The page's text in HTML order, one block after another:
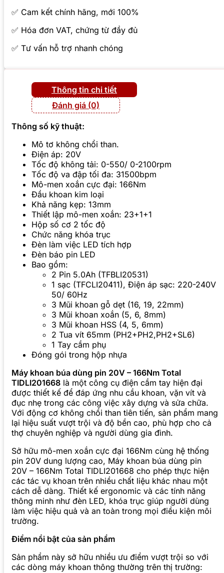
✅ Cam kết chính hãng, mới 100%
✅ Hóa đơn VAT, chứng từ đầy đủ
✅ Tư vấn hỗ trợ nhanh chóng
Thông tin chi tiết
Đánh giá (0)
Thông số kỹ thuật:
Mô tơ không chổi than.
Điện áp: 20V
Tốc độ không tải: 0-550/ 0-2100rpm
Tốc độ va đập tối đa: 31500bpm
Mô-men xoắn cực đại: 166Nm
Đầu khoan kim loại
Khả năng kẹp: 13mm
Thiết lập mô-men xoắn: 23+1+1
Hộp số cơ 2 tốc độ
Chức năng khóa trục
Đèn làm việc LED tích hợp
Đèn báo pin LED
Bao gồm:
2 Pin 5.0Ah (TFBLI20531)
1 sạc (TFCLI20411), Điện áp sạc: 220-240V
50/ 60Hz
3 Mũi khoan gỗ dẹt (16, 19, 22mm)
3 Mũi khoan xoắn (5, 6, 8mm)
3 Mũi khoan HSS (4, 5, 6mm)
2 Tua vít 65mm (PH2+PH2,PH2+SL6)
1 Tay cầm phụ
Đóng gói trong hộp nhựa
Máy khoan búa dùng pin 20V – 166Nm Total
TIDLI201668 là một công cụ điện cầm tay hiện đại
được thiết kế để đáp ứng nhu cầu khoan, vặn vít và
đục nhẹ trong các công việc xây dựng và sửa chữa.
Với động cơ không chổi than tiên tiến, sản phẩm mang
lại hiệu suất vượt trội và độ bền cao, phù hợp cho cả
thợ chuyên nghiệp và người dùng gia đình.
Sở hữu mô-men xoắn cực đại 166Nm cùng hệ thống
pin 20V dung lượng cao, Máy khoan búa dùng pin
20V – 166Nm Total TIDLI201668 cho phép thực hiện
các tác vụ khoan trên nhiều chất liệu khác nhau một
cách dễ dàng. Thiết kế ergonomic và các tính năng
thông minh như đèn LED, khóa trục giúp người dùng
làm việc hiệu quả và an toàn trong mọi điều kiện môi
trường.
Điểm nổi bật của sản phẩm
Sản phẩm này sở hữu nhiều ưu điểm vượt trội so với
các dòng máy khoan thông thường trên thị trường: